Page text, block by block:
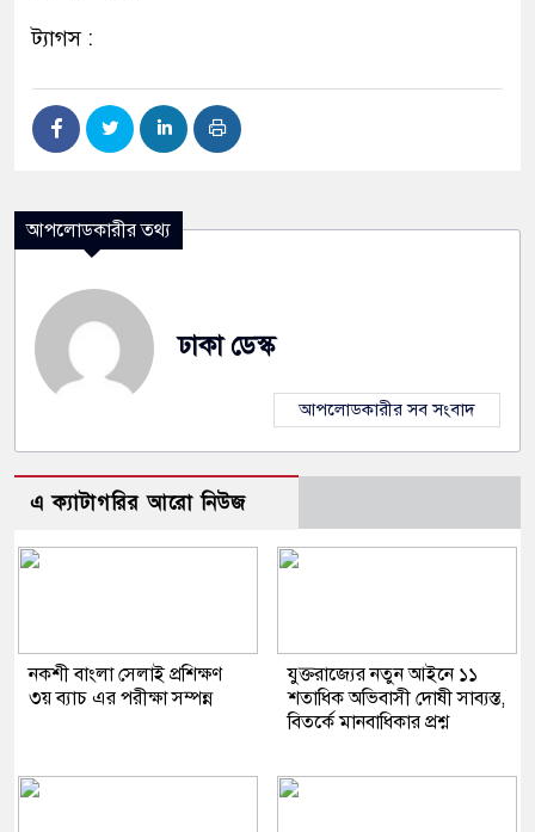
ট্যাগস :
আপলোডকারীর তথ্য
ঢাকা ডেস্ক
আপলোডকারীর সব সংবাদ
এ ক্যাটাগরির আরো নিউজ
নকশী বাংলা সেলাই প্রশিক্ষণ
৩য় ব্যাচ এর পরীক্ষা সম্পন্ন
যুক্তরাজ্যের নতুন আইনে ১১
শতাধিক অভিবাসী দোষী সাব্যস্ত,
বিতর্কে মানবাধিকার প্রশ্ন